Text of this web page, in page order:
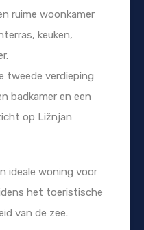
ruime woonkamer
keuken,
tweede verdieping
badkamer en een
op Ližnjan
ideale woning voor
het toeristische
van de zee.